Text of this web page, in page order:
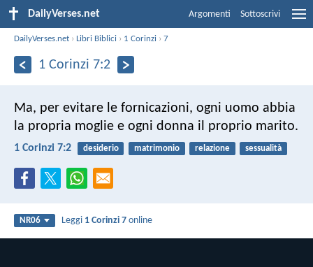
DailyVerses.net Argomenti Sottoscrivi
DailyVerses.net ›Libri Biblici › 1 Corinzi ›7
1 Corinzi 7:2
Ma, per evitare le fornicazioni, ogni uomo abbia
la propria moglie e ogni donna il proprio marito.
1 Corinzi 7:2 desiderio matrimonio relazione sessualità
NR06 Leggi 1 Corinzi 7 online